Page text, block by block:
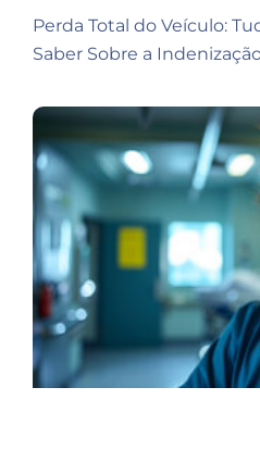
Perda Total do Veículo:
Saber Sobre a